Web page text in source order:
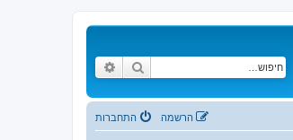
חיפוש
התחברות הרשמה